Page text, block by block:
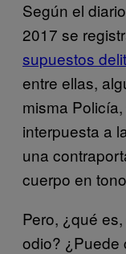
Según el
2017 se
supuestos
entre ellas,
misma
interpuesta a
una
cuerpo en
Pero, ¿qué
odio? ¿Puede